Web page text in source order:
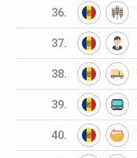
36.
37.
38.
39.
40.